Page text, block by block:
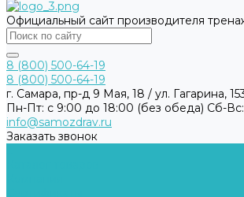
Официальный сайт производителя
8 (800) 500-64-19
8 (800) 500-64-19
г. Самара, пр-д 9 Мая, 18 / ул. Гагарина,
Пн-Пт: с 9:00 до 18:00 (без обеда) Cб-
info@samozdrav.ru
Заказать звонок